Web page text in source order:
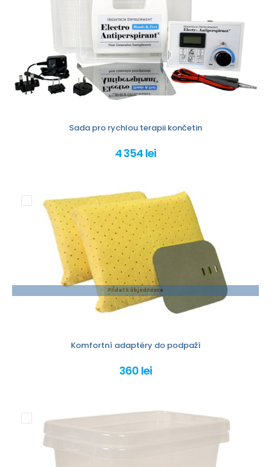
Sada pro rychlou terapii končetin
4 354 lei
Přidat k objednávce
Komfortní adaptéry do podpaží
360 lei